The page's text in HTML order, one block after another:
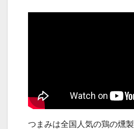
つまみは全国人気の鶏の燻製